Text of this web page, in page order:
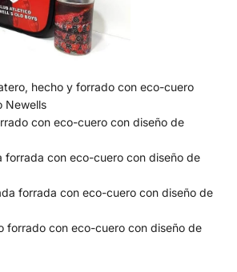
hecho y forrado con eco-cuero
Newells
con eco-cuero con diseño de
forrada con eco-cuero con diseño de
forrada con eco-cuero con diseño de
forrado con eco-cuero con diseño de